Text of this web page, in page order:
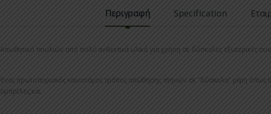
Περιγραφή Specification
Απωθητικό πουλιών από πολύ ανθεκτικά υλικά για χρήση σε δύσκολες εξωτερικές
Ένας πρωτοποριακός καινοτόμος τρόπος απώθησης πτηνών σε “δύσκολα” μέρη
ομπρέλες,κ.α.